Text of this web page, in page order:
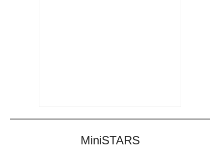
MiniSTARS